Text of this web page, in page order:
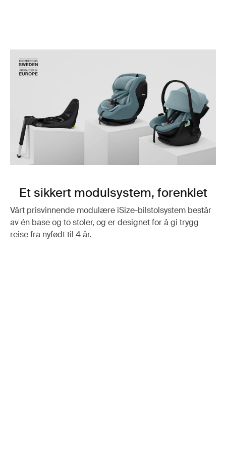
Et sikkert modulsystem, forenklet
Vårt prisvinnende modulære iSize-bilstolsystem består
av én base og to stoler, og er designet for å gi trygg
reise fra nyfødt til 4 år.